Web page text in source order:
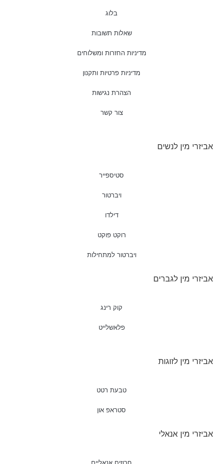
בלוג
שאלות תשובות
מדיניות החזרות ומשלוחים
מדיניות פרטיות ותקנון
הצהרת נגישות
צור קשר
אביזרי מין לנשים
סטיספייר
ויברטור
דילדו
רוקט פוקט
ויברטור למתחילות
אביזרי מין לגברים
קוק רינג
פלאשלייט
אביזרי מין לזוגות
טבעת רטט
סטראפ און
אביזרי מין אנאלי